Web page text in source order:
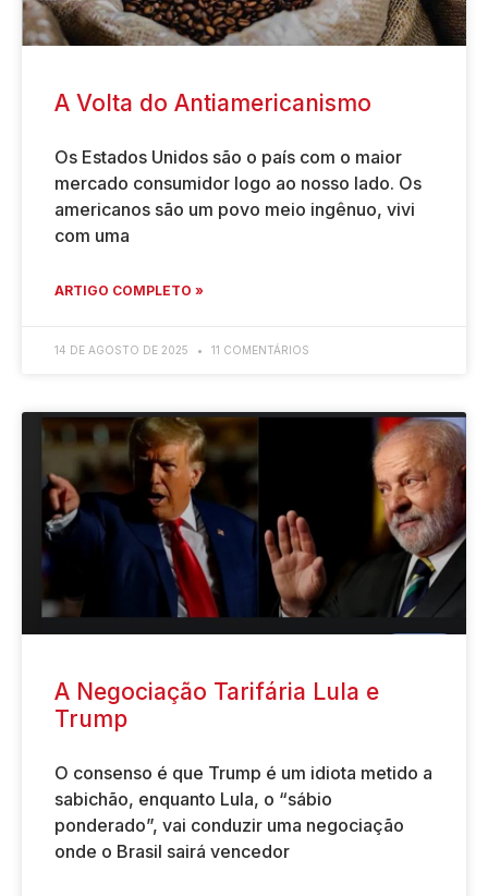
A Volta do Antiamericanismo
Os Estados Unidos são o país com o maior
mercado consumidor logo ao nosso lado. Os
americanos são um povo meio ingênuo, vivi
com uma
ARTIGO COMPLETO »
14 DE AGOSTO DE 2025 11 COMENTÁRIOS
A Negociação Tarifária Lula e
Trump
O consenso é que Trump é um idiota metido a
sabichão, enquanto Lula, o “sábio
ponderado”, vai conduzir uma negociação
onde o Brasil sairá vencedor